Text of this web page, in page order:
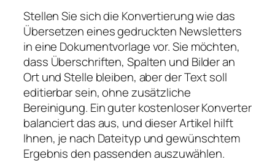
Stellen Sie sich die Konvertierung wie das
Übersetzen eines gedruckten Newsletters
in eine Dokumentvorlage vor. Sie möchten,
dass Überschriften, Spalten und Bilder an
Ort und Stelle bleiben, aber der Text soll
editierbar sein, ohne zusätzliche
Bereinigung. Ein guter kostenloser Konverter
balanciert das aus, und dieser Artikel hilft
Ihnen, je nach Dateityp und gewünschtem
Ergebnis den passenden auszuwählen.